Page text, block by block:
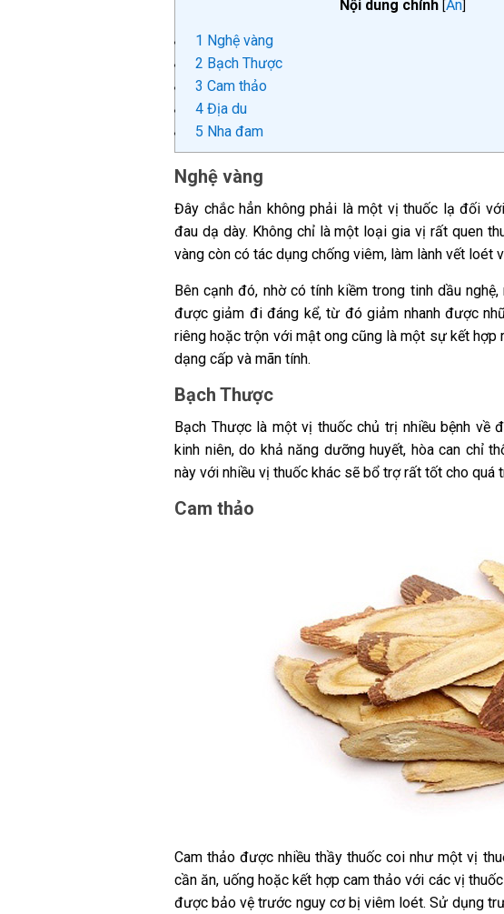
Nội dung chính [Ẩn]
1 Nghệ vàng
2 Bạch Thược
3 Cam thảo
4 Địa du
5 Nha đam
Nghệ vàng
Đây chắc hẳn không phải là một vị thuốc lạ đối
đau dạ dày. Không chỉ là một loại gia vị rất quen
vàng còn có tác dụng chống viêm, làm lành vết loét
Bên cạnh đó, nhờ có tính kiềm trong tinh dầu
được giảm đi đáng kể, từ đó giảm nhanh được
riêng hoặc trộn với mật ong cũng là một sự kết hợp
dạng cấp và mãn tính.
Bạch Thược
Bạch Thược là một vị thuốc chủ trị nhiều bệnh về
kinh niên, do khả năng dưỡng huyết, hòa can chỉ
này với nhiều vị thuốc khác sẽ bổ trợ rất tốt cho quá
Cam thảo
Cam thảo được nhiều thầy thuốc coi như một vị
cần ăn, uống hoặc kết hợp cam thảo với các vị
được bảo vệ trước nguy cơ bị viêm loét. Sử dụng